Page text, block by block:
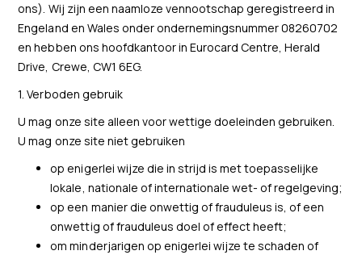
ons). Wij zijn een naamloze vennootschap geregistreerd in
Engeland en Wales onder ondernemingsnummer 08260702
en hebben ons hoofdkantoor in Eurocard Centre, Herald
Drive, Crewe, CW1 6EG.
1. Verboden gebruik
U mag onze site alleen voor wettige doeleinden gebruiken.
U mag onze site niet gebruiken
op enigerlei wijze die in strijd is met toepasselijke
lokale, nationale of internationale wet- of regelgeving;
op een manier die onwettig of frauduleus is, of een
onwettig of frauduleus doel of effect heeft;
om minderjarigen op enigerlei wijze te schaden of